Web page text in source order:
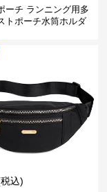
ーチ ランニング用多
トポーチ水筒ホルダ
込)